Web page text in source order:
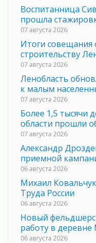
Воспитанница
прошла
07 августа 2026
Итоги совещания
строительству
07 августа 2026
Ленобласть
к малым
07 августа 2026
Более 1,5 тысячи
области прошли
07 августа 2026
Александр
приемной
06 августа 2026
Михаил
Труда России
06 августа 2026
Новый
работу в
06 августа 2026